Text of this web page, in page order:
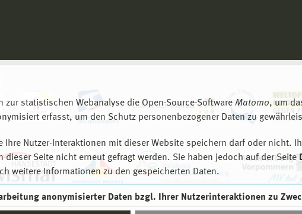
zur statistischen Webanalyse die Open-Source-Software Matomo, um
erfasst, um den Schutz personenbezogener Daten zu
Nutzer-Interaktionen mit dieser Website speichern darf oder nicht.
Seite nicht erneut gefragt werden. Sie haben jedoch auf der Seite
weitere Informationen zu den gespeicherten Daten.
anonymisierter Daten bzgl. Ihrer Nutzerinteraktionen zu